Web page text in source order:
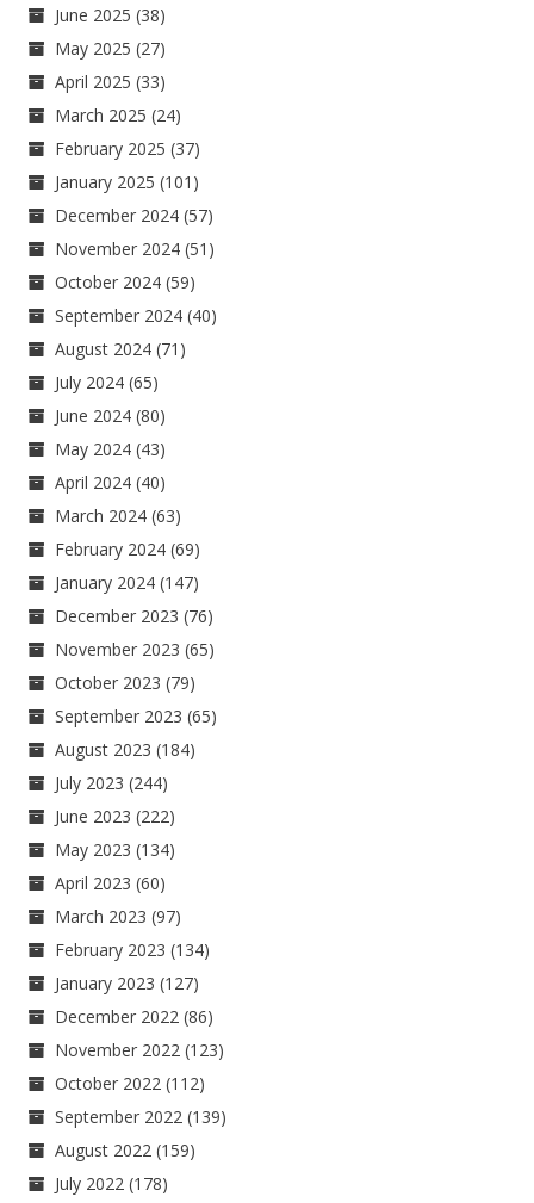
June 2025 (38)
May 2025 (27)
April 2025 (33)
March 2025 (24)
February 2025 (37)
January 2025 (101)
December 2024 (57)
November 2024 (51)
October 2024 (59)
September 2024 (40)
August 2024 (71)
July 2024 (65)
June 2024 (80)
May 2024 (43)
April 2024 (40)
March 2024 (63)
February 2024 (69)
January 2024 (147)
December 2023 (76)
November 2023 (65)
October 2023 (79)
September 2023 (65)
August 2023 (184)
July 2023 (244)
June 2023 (222)
May 2023 (134)
April 2023 (60)
March 2023 (97)
February 2023 (134)
January 2023 (127)
December 2022 (86)
November 2022 (123)
October 2022 (112)
September 2022 (139)
August 2022 (159)
July 2022 (178)